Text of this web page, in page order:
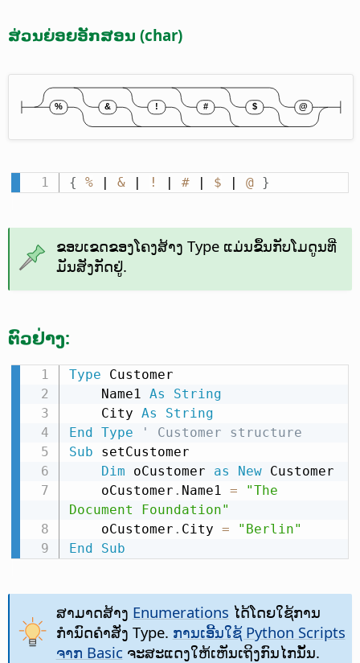
ສ່ວນຍ່ອຍອັກສອນ (char)
{ % | & | ! # | $ @ }
ຂອບເຂດຂອງໂຄງສ້າງ Type ແມ່ນຂຶ້ນກັບໂມດູນທີ່
ມັນສັງກັດຢູ່.
ຕົວຢ່າງ:
Type Customer
    Name1
As
String
    City
As
String
End Type
' Customer structure
Sub setCustomer
Dim oCustomer as New Customer
    oCustomer
. Name1 =
"The
Document Foundation"
    oCustomer
. City =
"Berlin"
End
Sub
ສາມາດສ້າງ Enumerations ໄດ້ໂດຍໃຊ້ການ
ກຳນົດຄຳສັ່ງ Type. ການເອີ້ນໃຊ້ Python Scripts
ຈາກ Basic ຈະສະແດງໃຫ້ເຫັນເຖິງກົນໄກນັ້ນ.